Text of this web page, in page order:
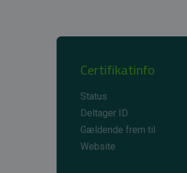
Certifikatinfo
Status
Deltager ID
Gældende frem til
Website